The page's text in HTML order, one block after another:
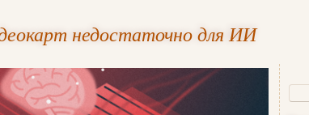
недостаточно для ИИ